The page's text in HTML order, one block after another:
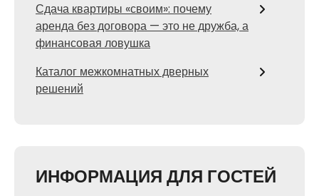
Сдача квартиры «своим»: почему
аренда без договора — это не дружба, а
финансовая ловушка
Каталог межкомнатных дверных
решений
ИНФОРМАЦИЯ ДЛЯ ГОСТЕЙ